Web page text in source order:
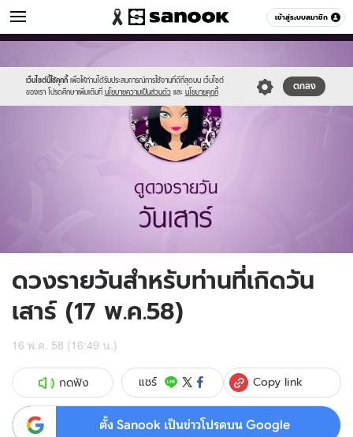
เข้าสู่ระบบสมาชิก
ดูดวง หมวดอื่นๆ
เว็บไซต์นี้ใช้คุกกี้ เพื่อให้ท่านได้รับประสบการณ์การใช้งานที่ดีที่สุดบน เว็บไซต์
ของเรา โปรดศึกษาเพิ่มเติมที่ นโยบายความเป็นส่วนตัว และ นโยบายคุกกี้
ตกลง
new-
sanook.png
ดวงรายวันสำหรับท่านที่เกิดวัน
เสาร์ (17 พ.ค.58)
16 พ.ค. 58 (16:49 น.)
กดฟัง แชร์ Copy link
ตั้ง Sanook เป็นข่าวโปรดบน Google